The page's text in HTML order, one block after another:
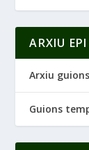
ARXIU EPI
Arxiu
Guions